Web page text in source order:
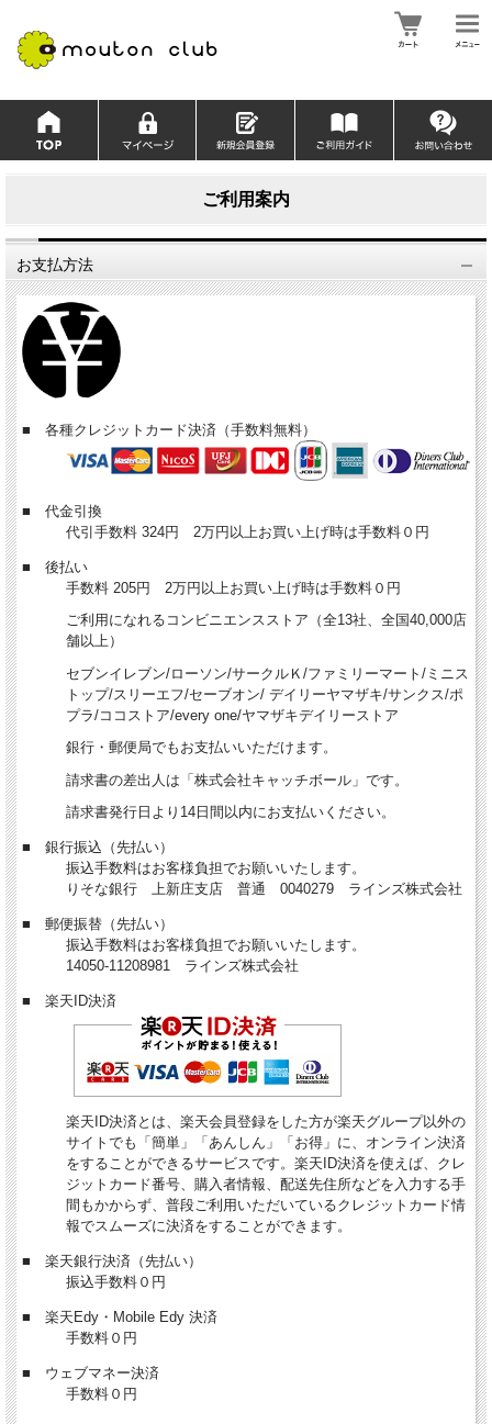
ご利用案内
お支払方法
■ 各種クレジットカード決済（手数料無料）
■ 代金引換
代引手数料 324円 2万円以上お買い上げ時は手数料０円
■ 後払い
手数料 205円 2万円以上お買い上げ時は手数料０円
ご利用になれるコンビニエンスストア（全13社、全国40,000店
舗以上）
セブンイレブン/ローソン/サークルＫ/ファミリーマート/ミニス
トップ/スリーエフ/セーブオン/ デイリーヤマザキ/サンクス/ポ
プラ/ココストア/every one/ヤマザキデイリーストア
銀行・郵便局でもお支払いいただけます。
請求書の差出人は「株式会社キャッチボール」です。
請求書発行日より14日間以内にお支払いください。
■ 銀行振込（先払い）
振込手数料はお客様負担でお願いいたします。
りそな銀行 上新庄支店 普通 0040279 ラインズ株式会社
■ 郵便振替（先払い）
振込手数料はお客様負担でお願いいたします。
14050-11208981 ラインズ株式会社
■ 楽天ID決済
楽天ID決済とは、楽天会員登録をした方が楽天グループ以外の
サイトでも「簡単」「あんしん」「お得」に、オンライン決済
をすることができるサービスです。楽天ID決済を使えば、クレ
ジットカード番号、購入者情報、配送先住所などを入力する手
間もかからず、普段ご利用いただいているクレジットカード情
報でスムーズに決済をすることができます。
■ 楽天銀行決済（先払い）
振込手数料０円
■ 楽天Edy・Mobile Edy 決済
手数料０円
■ ウェブマネー決済
手数料０円